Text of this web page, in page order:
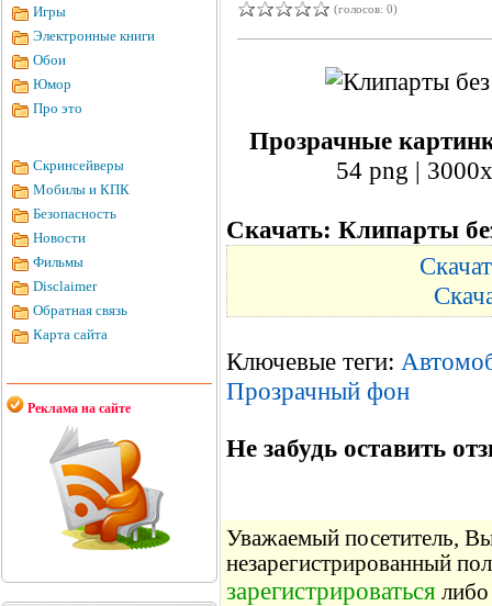
Игры
Электронные книги
Обои
Юмор
Про это
Скринсейверы
Мобилы и КПК
Безопасность
Новости
Фильмы
Disclaimer
Обратная связь
Карта сайта
Реклама на сайте
(голосов: 0)
Прозрачные
54 png |
Скачать: Клипарты
Ключевые теги:
Прозрачный фон
Не забудь оставить
Уважаемый посетитель,
незарегистрированный
зарегистрироваться